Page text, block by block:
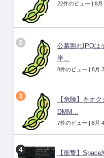
22件のビュー | 8月
公募割れIPOは
半...
8件のビュー | 8月
【危険】キオ
DMM...
7件のビュー | 8月
【衝撃】